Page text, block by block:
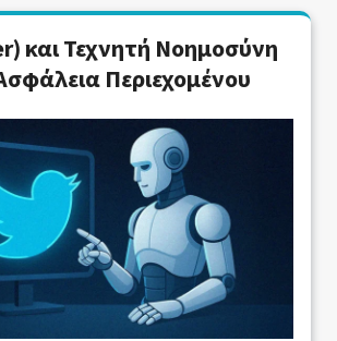
και Τεχνητή Νοημοσύνη
Περιεχομένου